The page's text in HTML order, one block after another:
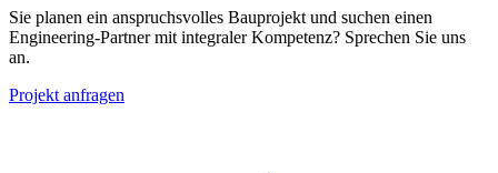
Sie planen ein anspruchsvolles Bauprojekt und suchen einen
Engineering-Partner mit integraler Kompetenz? Sprechen Sie uns
an.
Projekt anfragen